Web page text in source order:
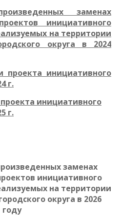
заменах
инициативного
на территории
округа в 2024
проекта инициативного
г.
инициативного
г.
заменах
инициативного
на территории
округа в 2026
году